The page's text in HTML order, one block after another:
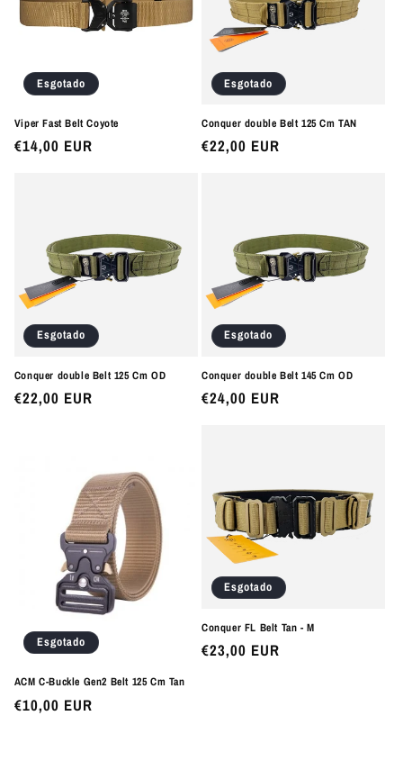
Esgotado
Viper Fast Belt Coyote
Preço
€14,00 EUR
Esgotado
Conquer double Belt 125 Cm TAN
Preço
€22,00 EUR
Esgotado
Conquer double Belt 125 Cm OD
Preço
€22,00 EUR
Esgotado
Conquer double Belt 145 Cm OD
Preço
€24,00 EUR
Esgotado
ACM C-Buckle Gen2 Belt 125 Cm Tan
Preço
€10,00 EUR
Esgotado
Conquer FL Belt Tan - M
Preço
€23,00 EUR